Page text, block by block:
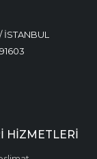
HİZMETLERİ